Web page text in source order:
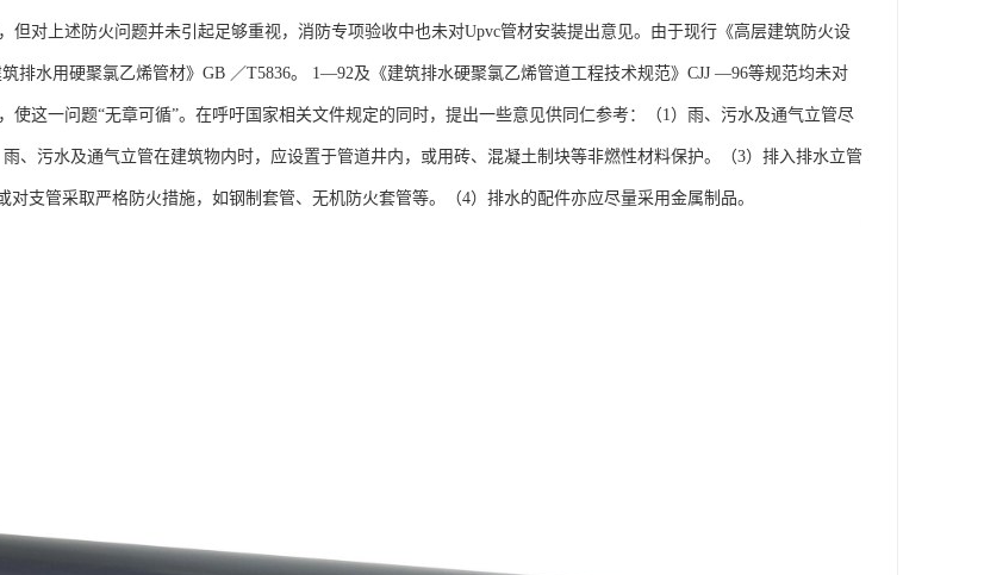
但对上述防火问题并未引起足够重视，消防专项验收中也未对Upvc管材安装提出意见。由于现行《高层建筑防火设
排水用硬聚氯乙烯管材》GB ／T5836。 1—92及《建筑排水硬聚氯乙烯管道工程技术规范》CJJ —96等规范均未对
使这一问题“无章可循”。在呼吁国家相关文件规定的同时，提出一些意见供同仁参考：（1）雨、污水及通气立管尽
、污水及通气立管在建筑物内时，应设置于管道井内，或用砖、混凝土制块等非燃性材料保护。（3）排入排水立管
对支管采取严格防火措施，如钢制套管、无机防火套管等。（4）排水的配件亦应尽量采用金属制品。